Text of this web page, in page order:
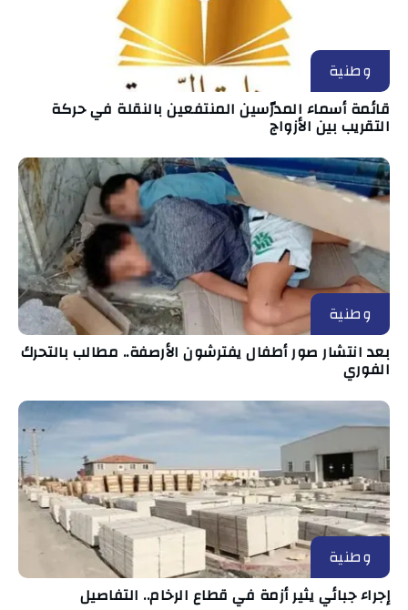
وطنية
قائمة أسماء المدرّسين المنتفعين بالنقلة في حركة
التقريب بين الأزواج
وطنية
بعد انتشار صور أطفال يفترشون الأرصفة.. مطالب بالتحرك
الفوري
وطنية
إجراء جبائي يثير أزمة في قطاع الرخام.. التفاصيل